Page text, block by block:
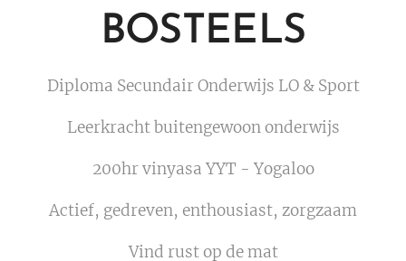
BOSTEELS
Diploma Secundair Onderwijs LO & Sport
Leerkracht buitengewoon onderwijs
200hr vinyasa YYT - Yogaloo
Actief, gedreven, enthousiast, zorgzaam
Vind rust op de mat